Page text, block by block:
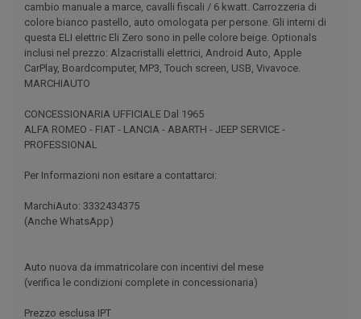
cambio manuale a marce, cavalli fiscali / 6 kwatt. Carrozzeria di
colore bianco pastello, auto omologata per persone. Gli interni di
questa ELI elettric Eli Zero sono in pelle colore beige. Optionals
inclusi nel prezzo: Alzacristalli elettrici, Android Auto, Apple
CarPlay, Boardcomputer, MP3, Touch screen, USB, Vivavoce.
MARCHIAUTO
CONCESSIONARIA UFFICIALE Dal 1965
ALFA ROMEO - FIAT - LANCIA - ABARTH - JEEP SERVICE -
PROFESSIONAL
Per Informazioni non esitare a contattarci:
MarchiAuto: 3332434375
(Anche WhatsApp)
Auto nuova da immatricolare con incentivi del mese
(verifica le condizioni complete in concessionaria)
Prezzo esclusa IPT